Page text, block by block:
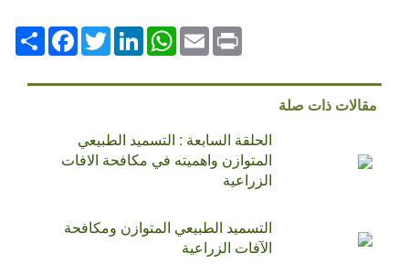
انشر
FacebookTwitterLinkedIn
WhatsAppEmailPrint
مقالات ذات صلة
الحلقة السابعة : التسميد الطبيعي
المتوازن واهميته في مكافحة الافات
الزراعية
التسميد الطبيعي المتوازن ومكافحة
الآفات الزراعية